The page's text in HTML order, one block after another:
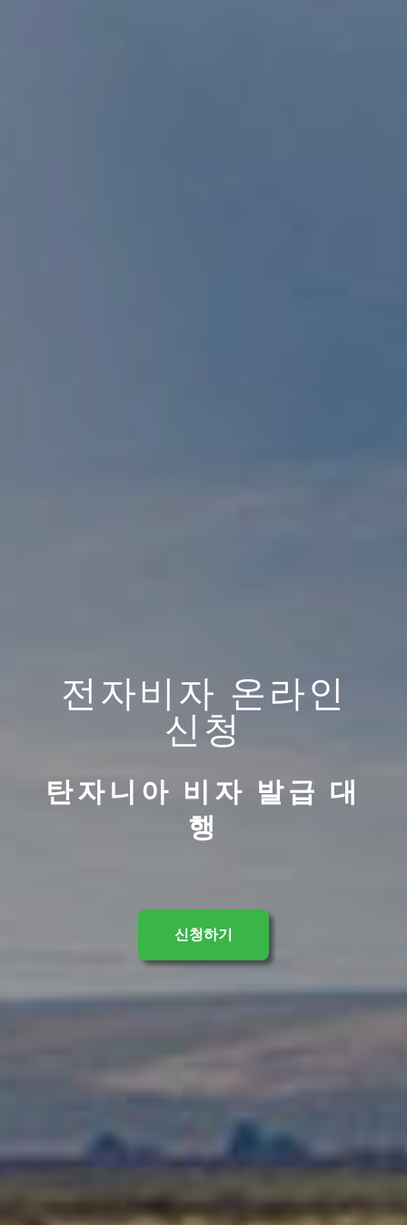
전자비자 온라인
신청
탄자니아 비자 발급 대
행
신청하기